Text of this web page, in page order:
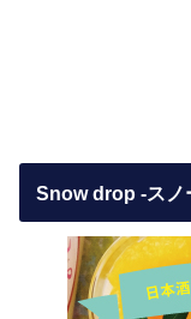
Snow drop -スノ